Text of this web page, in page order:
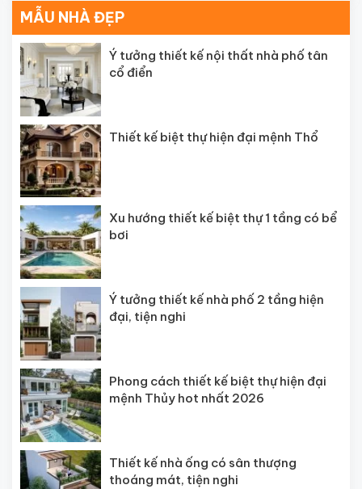
MẪU NHÀ ĐẸP
Ý tưởng thiết kế nội thất nhà phố tân
cổ điển
Thiết kế biệt thự hiện đại mệnh Thổ
Xu hướng thiết kế biệt thự 1 tầng có bể
bơi
Ý tưởng thiết kế nhà phố 2 tầng hiện
đại, tiện nghi
Phong cách thiết kế biệt thự hiện đại
mệnh Thủy hot nhất 2026
Thiết kế nhà ống có sân thượng
thoáng mát, tiện nghi